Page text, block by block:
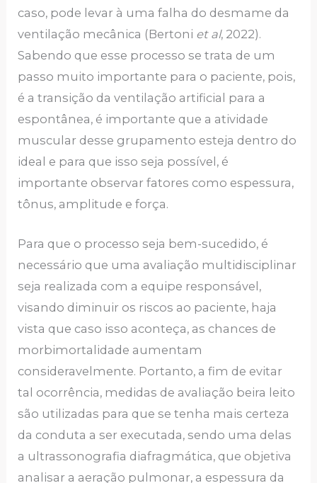
caso, pode levar à uma falha do desmame da
ventilação mecânica (Bertoni et al, 2022).
Sabendo que esse processo se trata de um
passo muito importante para o paciente, pois,
é a transição da ventilação artificial para a
espontânea, é importante que a atividade
muscular desse grupamento esteja dentro do
ideal e para que isso seja possível, é
importante observar fatores como espessura,
tônus, amplitude e força.
Para que o processo seja bem-sucedido, é
necessário que uma avaliação multidisciplinar
seja realizada com a equipe responsável,
visando diminuir os riscos ao paciente, haja
vista que caso isso aconteça, as chances de
morbimortalidade aumentam
consideravelmente. Portanto, a fim de evitar
tal ocorrência, medidas de avaliação beira leito
são utilizadas para que se tenha mais certeza
da conduta a ser executada, sendo uma delas
a ultrassonografia diafragmática, que objetiva
analisar a aeração pulmonar, a espessura da